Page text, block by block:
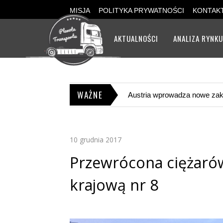
MISJA POLITYKA PRYWATNOŚCI
AKTUALNOŚCI ANALIZA RYNKU
WAŻNE Rząd Niemiec: „60 centów
10 grudnia 2017
Przewrócona
krajową nr 8